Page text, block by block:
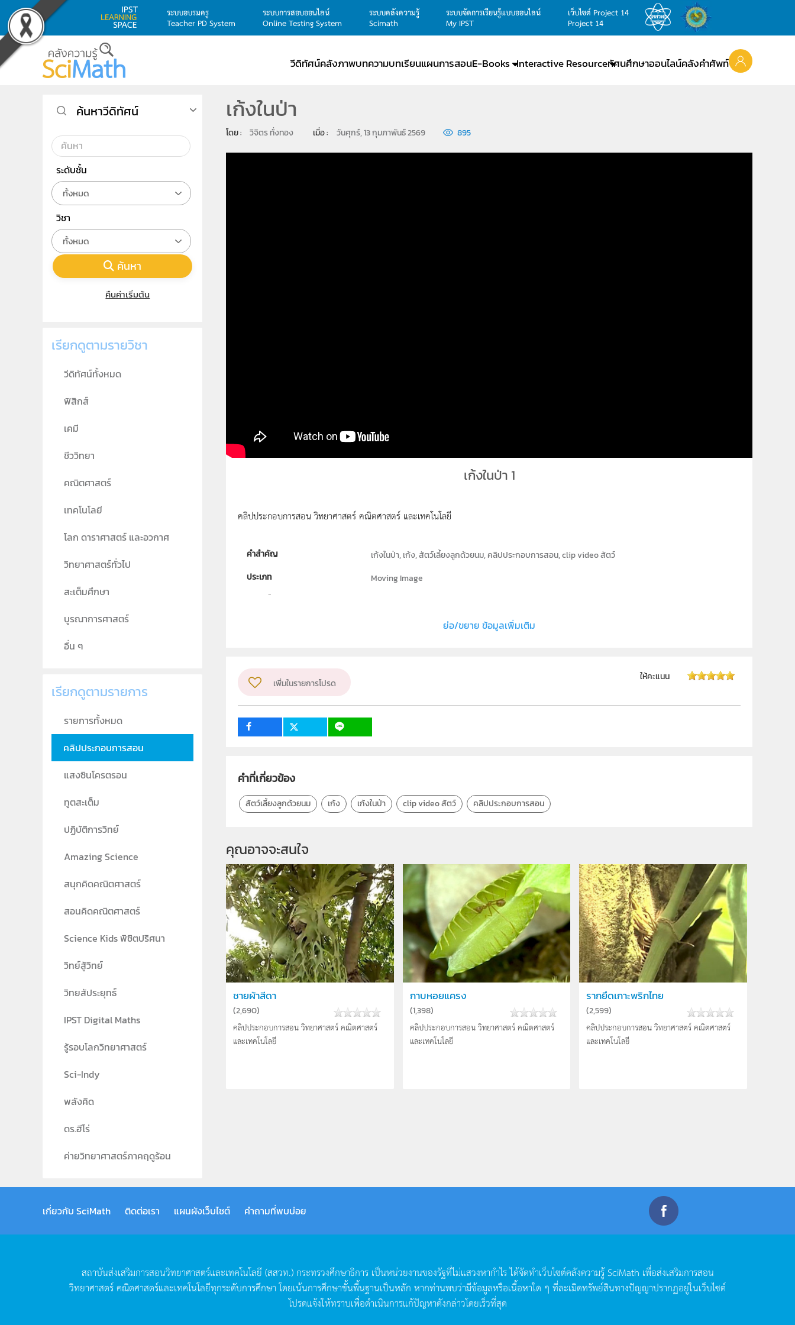
Skip to main content
ระบบอบรมครู
Teacher PD System
ระบบการสอบออนไลน์
Online Testing System
ระบบคลังความรู้
Scimath
ระบบจัดการเรียนรู้แบบออนไลน์
My IPST
เว็บไซต์ Project 14
Project 14
วีดิทัศน์คลังภาพบทความบทเรียนแผนการสอนE-Books Interactive Resourceทัศนศึกษาออนไลน์คลังคำศัพท์
เก้งในป่า
โดย : วิจิตร ทั่งทอง เมื่อ : วันศุกร์, 13 กุมภาพันธ์ 2569 895
เก้งในป่า 1
คลิปประกอบการสอน วิทยาศาสตร์ คณิตศาสตร์ และเทคโนโลยี
คำสำคัญ
เก้งในป่า, เก้ง, สัตว์เลี้ยงลูกด้วยนม, คลิปประกอบการสอน, clip video สัตว์
ประเภท
Moving Image
กลุ่มเป้าหมาย
ย่อ/ขยาย ข้อมูลเพิ่มเติม
เพิ่มในรายการโปรด
ให้คะแนน
คำที่เกี่ยวข้อง
สัตว์เลี้ยงลูกด้วยนม เก้ง เก้งในป่า clip video สัตว์ คลิปประกอบการสอน
คุณอาจจะสนใจ
ชายผ้าสีดา
(2,690)
คลิปประกอบการสอน วิทยาศาสตร์ คณิตศาสตร์
และเทคโนโลยี
กาบหอยแครง
(1,398)
คลิปประกอบการสอน วิทยาศาสตร์ คณิตศาสตร์
และเทคโนโลยี
รากยึดเกาะพริกไทย
(2,599)
คลิปประกอบการสอน วิทยาศาสตร์ คณิตศาสตร์
และเทคโนโลยี
ค้นหาวีดิทัศน์
ระดับชั้น
ทั้งหมด
วิชา
ทั้งหมด
ค้นหา
คืนค่าเริ่มต้น
เรียกดูตามรายวิชา
วีดิทัศน์ทั้งหมด
ฟิสิกส์
เคมี
ชีววิทยา
คณิตศาสตร์
เทคโนโลยี
โลก ดาราศาสตร์ และอวกาศ
วิทยาศาสตร์ทั่วไป
สะเต็มศึกษา
บูรณาการศาสตร์
อื่น ๆ
เรียกดูตามรายการ
รายการทั้งหมด
คลิปประกอบการสอน
แสงซินโครตรอน
ทูตสะเต็ม
ปฏิบัติการวิทย์
Amazing Science
สนุกคิดคณิตศาสตร์
สอนคิดคณิตศาสตร์
Science Kids พิชิตปริศนา
วิทย์สู้วิทย์
วิทยสัประยุทธ์
IPST Digital Maths
รู้รอบโลกวิทยาศาสตร์
Sci-Indy
พลังคิด
ดร.ฮีโร่
ค่ายวิทยาศาสตร์ภาคฤดูร้อน
เกี่ยวกับ SciMath ติดต่อเรา แผนผังเว็บไซต์ คำถามที่พบบ่อย
สถาบันส่งเสริมการสอนวิทยาศาสตร์และเทคโนโลยี (สสวท.) กระทรวงศึกษาธิการ เป็นหน่วยงานของรัฐที่ไม่แสวงหากำไรได้จัดทำเว็บไซต์คลังความรู้SciMath เพื่อส่งเสริมการสอน
วิทยาศาสตร์คณิตศาสตร์และเทคโนโลยีทุกระดับการศึกษา โดยเน้นการศึกษาขั้นพื้นฐานเป็นหลัก หากท่านพบว่ามีข้อมูลหรือเนื้อหาใด ๆ ที่ละเมิดทรัพย์สินทางปัญญาปรากฏอยู่ในเว็บไซต์
โปรดแจ้งให้ทราบเพื่อดำเนินการแก้ปัญหาดังกล่าวโดยเร็วที่สุด